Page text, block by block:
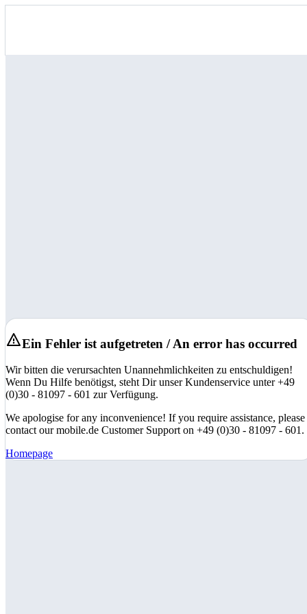
Ein Fehler ist aufgetreten / An error has occurred
Wir bitten die verursachten Unannehmlichkeiten zu entschuldigen!
Wenn Du Hilfe benötigst, steht Dir unser Kundenservice unter +49
(0)30 - 81097 - 601 zur Verfügung.
We apologise for any inconvenience! If you require assistance, please
contact our mobile.de Customer Support on +49 (0)30 - 81097 - 601.
Homepage